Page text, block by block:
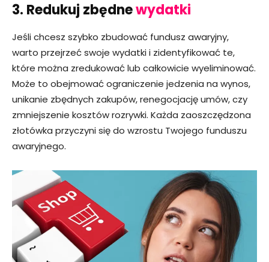
3. Redukuj zbędnewydatki
Jeśli chcesz szybko zbudować fundusz awaryjny,
warto przejrzeć swoje wydatki i zidentyfikować te,
które można zredukować lub całkowicie wyeliminować.
Może to obejmować ograniczenie jedzenia na wynos,
unikanie zbędnych zakupów, renegocjację umów, czy
zmniejszenie kosztów rozrywki. Każda zaoszczędzona
złotówka przyczyni się do wzrostu Twojego funduszu
awaryjnego.